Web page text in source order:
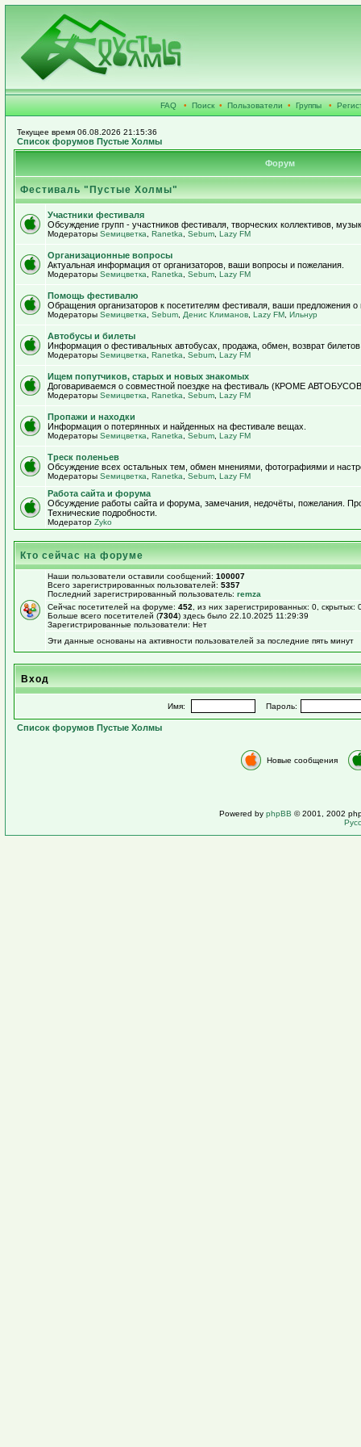
FAQ • Поиск • Пользователи • Группы •
Текущее время 06.08.2026 21:15:36
Список форумов Пустые Холмы
Форум
Фестиваль "Пустые Холмы"
Участники фестиваля
Обсуждение групп - участников фестиваля, творческих коллективов,
Модераторы Sемицветка Ranetka Sebum Lazy FM
Организационные вопросы
Актуальная информация от организаторов, ваши вопросы и пожелания.
Модераторы Sемицветка Ranetka Sebum Lazy FM
Помощь фестивалю
Обращения организаторов к посетителям фестиваля, ваши предложения
Модераторы Sемицветка Sebum Денис Климанов Lazy FM Ильнур
Автобусы и билеты
Информация о фестивальных автобусах, продажа, обмен, возврат
Модераторы Sемицветка Ranetka Sebum Lazy FM
Ищем попутчиков, старых и новых знакомых
Договариваемся о совместной поездке на фестиваль (КРОМЕ
Модераторы Sемицветка Ranetka Sebum Lazy FM
Пропажи и находки
Информация о потерянных и найденных на фестивале вещах.
Модераторы Sемицветка Ranetka Sebum Lazy FM
Треск поленьев
Обсуждение всех остальных тем, обмен мнениями, фотографиями и
Модераторы Sемицветка Ranetka Sebum Lazy FM
Работа сайта и форума
Обсуждение работы сайта и форума, замечания, недочёты, пожелания.
Технические подробности.
Модератор Zyko
Кто сейчас на форуме
Наши пользователи оставили сообщений: 100007
Всего зарегистрированных пользователей: 5357
Последний зарегистрированный пользователь: remza
Сейчас посетителей на форуме: 452 , из них зарегистрированных: 0,
Больше всего посетителей (7304) здесь было 22.10.2025 11:29:39
Зарегистрированные пользователи: Нет
Эти данные основаны на активности пользователей за последние пять минут
Вход
Имя: Пароль:
Список форумов Пустые Холмы
Новые сообщения
Powered by phpBB © 2001, 2002